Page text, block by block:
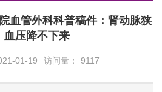
血管外科科普稿件：肾动脉狭
血压降不下来
01-19 访问量： 9117